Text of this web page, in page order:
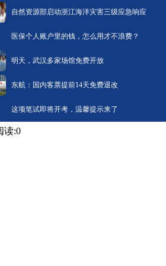
自然资源部启动浙江海洋灾害三级应急响应
医保个人账户里的钱，怎么用才不浪费？
明天，武汉多家场馆免费开放
东航：国内客票提前14天免费退改
这项笔试即将开考，温馨提示来了
题展览丨社区干
读:0